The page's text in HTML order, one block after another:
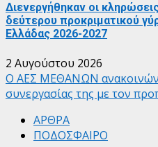
Διενεργήθηκαν οι
δεύτερου προκριματικού
Ελλάδας 2026-2027
2 Αυγούστου 2026
Ο ΑΕΣ ΜΕΘΑΝΩΝ
συνεργασίας της με τον
ΑΡΘΡΑ
ΠΟΔΟΣΦΑΙΡΟ